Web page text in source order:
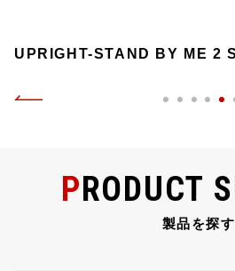
UPRIGHT-STAND BY ME 2
PRODUCT
製品を探す